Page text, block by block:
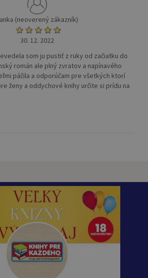
(neoverený zákazník)
30. 12. 2022
som ju pustiť z ruky od začiatku do
román ale plný zvratov a napínavého
páčila a odporúčam pre všetkých ktorí
ženy a oddychové knihy určite si prídu na